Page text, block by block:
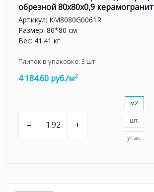
обрезной 80x80x0,9 керамогранит
Артикул: KM8080G0061R
Размер: 80*80 см
Вес: 41.41 кг
Плиток в упаковке: 3 шт
4 184.60 руб./м2
– +
м2
шт.
упак.